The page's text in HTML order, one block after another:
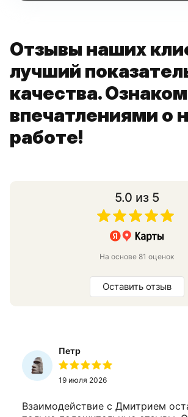
Отзывы наших
лучший
качества.
впечатлениями о
работе!
5.0 из 5
На основе 81 оценок
Оставить отзыв
Петр
19 июля 2026
Взаимодействие с Дмитрием